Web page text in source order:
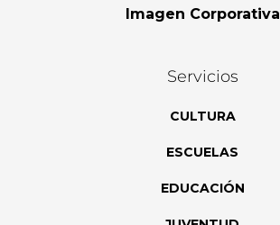
Imagen Corporativa
Servicios
CULTURA
ESCUELAS
EDUCACIÓN